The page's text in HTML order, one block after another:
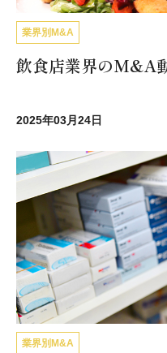
業界別M&A
飲食店業界のM&A
2025年03月24日
業界別M&A